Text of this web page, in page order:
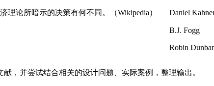
论所暗示的决策有何不同。（Wikipedia） Daniel
B.J. Fogg
Robin
，并尝试结合相关的设计问题、实际案例，整理输出。